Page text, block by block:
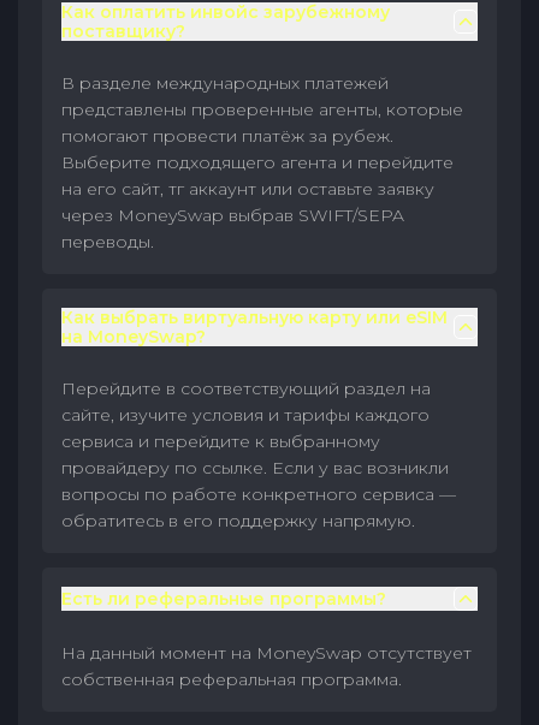
Как оплатить инвойс зарубежному
поставщику?
В разделе международных платежей
представлены проверенные агенты, которые
помогают провести платёж за рубеж.
Выберите подходящего агента и перейдите
на его сайт, тг аккаунт или оставьте заявку
через MoneySwap выбрав SWIFT/SEPA
переводы.
Как выбрать виртуальную карту или eSIM
на MoneySwap?
Перейдите в соответствующий раздел на
сайте, изучите условия и тарифы каждого
сервиса и перейдите к выбранному
провайдеру по ссылке. Если у вас возникли
вопросы по работе конкретного сервиса —
обратитесь в его поддержку напрямую.
Есть ли реферальные программы?
На данный момент на MoneySwap отсутствует
собственная реферальная программа.